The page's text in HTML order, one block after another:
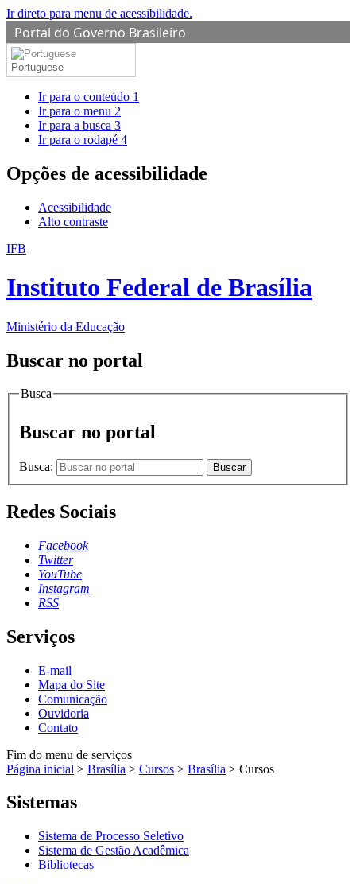
Ir direto para menu de acessibilidade.
Portal do Governo Brasileiro
Portuguese
Ir para o conteúdo 1
Ir para o menu 2
Ir para a busca 3
Ir para o rodapé 4
Opções de acessibilidade
Acessibilidade
Alto contraste
IFB
Instituto Federal de Brasília
Ministério da Educação
Buscar no portal
Busca
Buscar no portal
Busca: Buscar
Redes Sociais
Facebook
Twitter
YouTube
Instagram
RSS
Serviços
E-mail
Mapa do Site
Comunicação
Ouvidoria
Contato
Fim do menu de serviços
Página inicial > Brasília > Cursos > Brasília > Cursos
Sistemas
Sistema de Processo Seletivo
Sistema de Gestão Acadêmica
Bibliotecas